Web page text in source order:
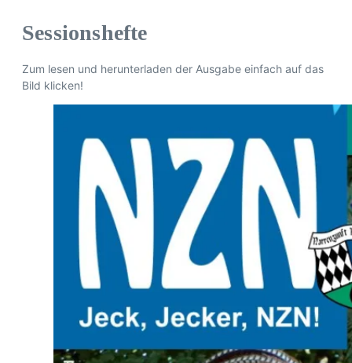
Sessionshefte
Zum lesen und herunterladen der Ausgabe einfach auf das
Bild klicken!